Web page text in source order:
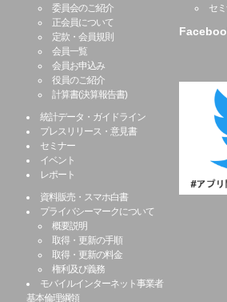
委員会のご紹介
正会員について
定款・会員規則
会員一覧
会員お申込み
役員のご紹介
計算書(決算報告書)
統計データ・ガイドライン
プレスリリース・意見書
セミナー
イベント
レポート
資料販売・スマホ白書
プライバシーマークについて
概要説明
取得・更新の手順
取得・更新の料金
権利及び義務
モバイルインターネット事業者
基本倫理綱領
セ